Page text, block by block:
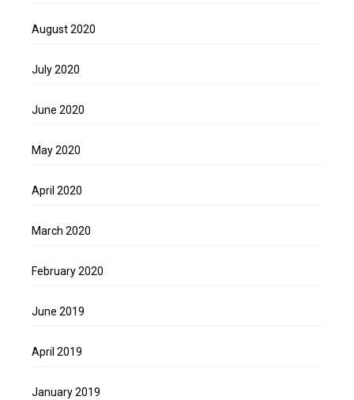
August 2020
July 2020
June 2020
May 2020
April 2020
March 2020
February 2020
June 2019
April 2019
January 2019